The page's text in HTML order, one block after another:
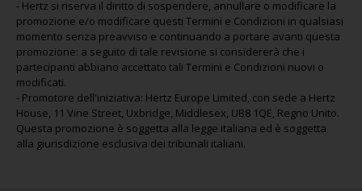
- Hertz si riserva il diritto di sospendere, annullare o modificare la
promozione e/o modificare questi Termini e Condizioni in qualsiasi
momento senza preavviso e continuando a portare avanti questa
promozione: a seguito di tale revisione si considererà che i
partecipanti abbiano accettato tali Termini e Condizioni nuovi o
modificati.
- Promotore dell'iniziativa: Hertz Europe Limited, con sede a Hertz
House, 11 Vine Street, Uxbridge, Middlesex, UB8 1QE, Regno Unito.
Questa promozione è soggetta alla legge italiana ed è soggetta
alla giurisdizione esclusiva dei tribunali italiani.